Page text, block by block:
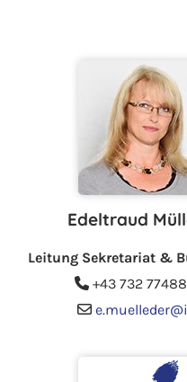
Edeltraud
Leitung Sekretariat &
 +43 732
